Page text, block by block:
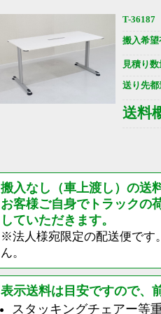
T-36187
搬入希望
見積り数
送り先都
送料
搬入なし（車上渡し）の送
お客様ご自身でトラックの
していただきます。
※法人様宛限定の配送便です
ん。
表示送料は目安ですので、
スタッキングチェアー等